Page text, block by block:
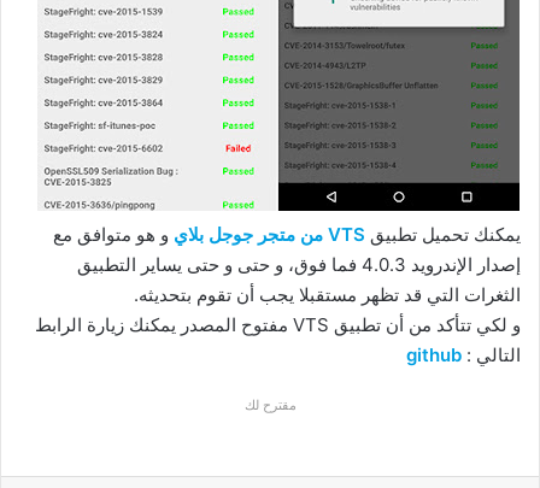
يمكنك تحميل تطبيق VTS من متجر جوجل بلاي
و هو متوافق مع
إصدار الإندرويد 4.0.3 فما فوق، و حتى و حتى يساير التطبيق
الثغرات التي قد تظهر مستقبلا يجب أن تقوم بتحديثه.
و لكي تتأكد من أن تطبيق VTS مفتوح المصدر يمكنك زيارة الرابط
التالي : github
مقترح لك